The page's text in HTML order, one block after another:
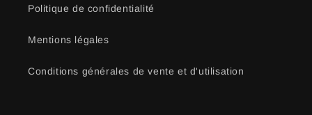
Politique de confidentialité
Mentions légales
Conditions générales de vente et d'utilisation